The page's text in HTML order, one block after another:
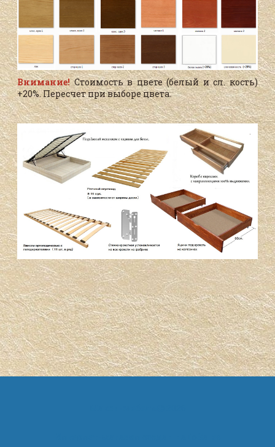
Внимание!Стоимость в цвете (белый и сл. кость)
+20%. Пересчет при выборе цвета.